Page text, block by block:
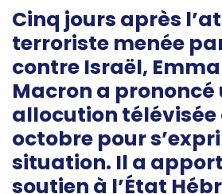
Cinq jours après
terroriste menée
contre Israël,
Macron a prononcé
allocution télévisée
octobre pour
situation. Il a
soutien à l’État